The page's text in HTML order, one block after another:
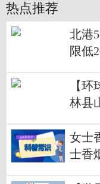
热点推荐
北港
限低
【
林县
女士
士香